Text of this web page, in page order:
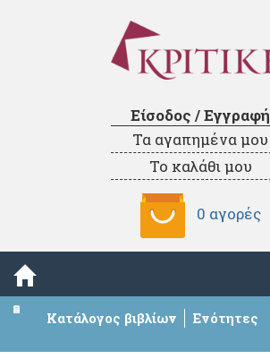
Είσοδος / Εγγραφή
Τα αγαπημένα μου
Το καλάθι μου
0 αγορές
Κατάλογος βιβλίων Ενότητες